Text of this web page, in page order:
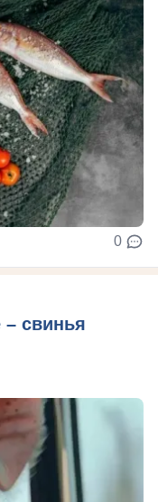
0
– свинья